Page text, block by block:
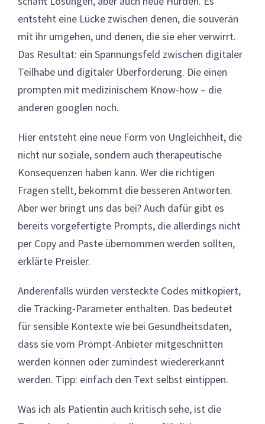
entsteht eine Lücke zwischen denen, die souverän
mit ihr umgehen, und denen, die sie eher verwirrt.
Das Resultat: ein Spannungsfeld zwischen digitaler
Teilhabe und digitaler Überforderung. Die einen
prompten mit medizinischem Know-how – die
anderen googlen noch.
Hier entsteht eine neue Form von Ungleichheit, die
nicht nur soziale, sondern auch therapeutische
Konsequenzen haben kann. Wer die richtigen
Fragen stellt, bekommt die besseren Antworten.
Aber wer bringt uns das bei? Auch dafür gibt es
bereits vorgefertigte Prompts, die allerdings nicht
per Copy and Paste übernommen werden sollten,
erklärte Preisler.
Anderenfalls würden versteckte Codes mitkopiert,
die Tracking-Parameter enthalten. Das bedeutet
für sensible Kontexte wie bei Gesundheitsdaten,
dass sie vom Prompt-Anbieter mitgeschnitten
werden können oder zumindest wiedererkannt
werden. Tipp: einfach den Text selbst eintippen.
Was ich als Patientin auch kritisch sehe, ist die